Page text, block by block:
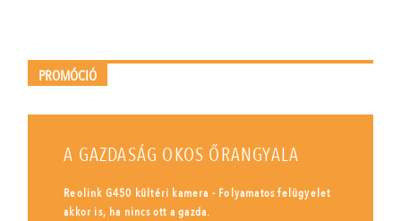
PROMÓCIÓ
A GAZDASÁG OKOS ŐRANGYALA
Reolink G450 kültéri kamera - Folyamatos felügyelet
akkor is, ha nincs ott a gazda.